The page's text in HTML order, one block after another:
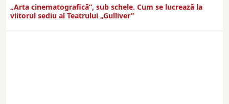
„Arta cinematografică”, sub schele. Cum se lucrează la
viitorul sediu al Teatrului „Gulliver”